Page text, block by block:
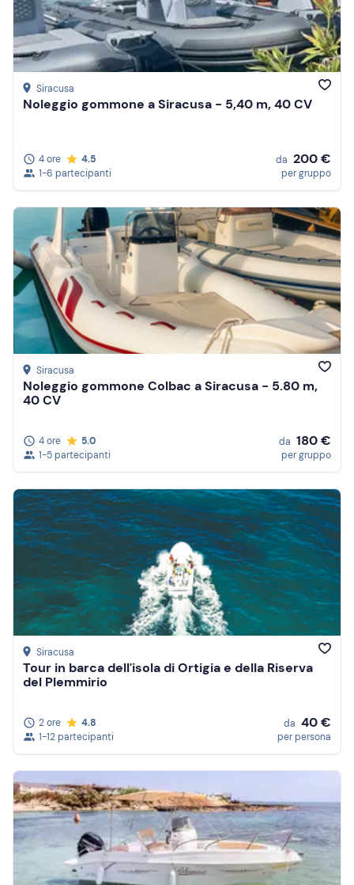
Siracusa
Noleggio gommone a Siracusa - 5,40 m, 40 CV
4 ore
4.5
1-6 partecipanti
da 200 €
per gruppo
Siracusa
Noleggio gommone Colbac a Siracusa - 5.80 m,
40 CV
4 ore
5.0
1-5 partecipanti
da 180 €
per gruppo
Siracusa
Tour in barca dell'isola di Ortigia e della Riserva
del Plemmirio
2 ore
4.8
1-12 partecipanti
da 40 €
per persona